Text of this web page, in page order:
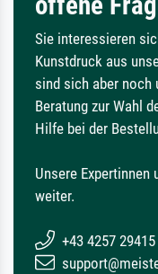
Sie interessieren
Kunstdruck aus
sind sich aber noch
Beratung zur Wahl
Hilfe bei der
Unsere Expertinnen
weiter.
+43 4257 29415